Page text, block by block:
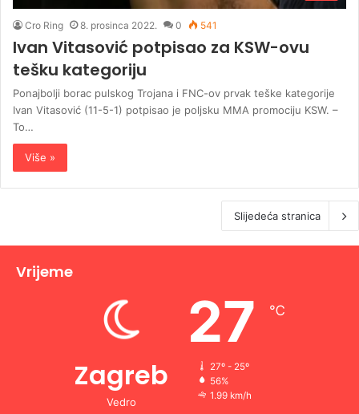
Cro Ring 8. prosinca 2022. 0 541
Ivan Vitasović potpisao za KSW-ovu
tešku kategoriju
Ponajbolji borac pulskog Trojana i FNC-ov prvak teške kategorije
Ivan Vitasović (11-5-1) potpisao je poljsku MMA promociju KSW. –
To…
Više »
Slijedeća stranica
Vrijeme
Zagreb
Vedro
27 ℃
27º - 25º
56%
1.99 km/h